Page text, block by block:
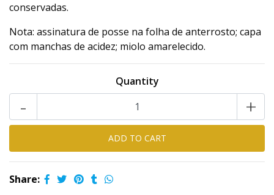
conservadas.
Nota: assinatura de posse na folha de anterrosto; capa
com manchas de acidez; miolo amarelecido.
Quantity
+
-
Share: